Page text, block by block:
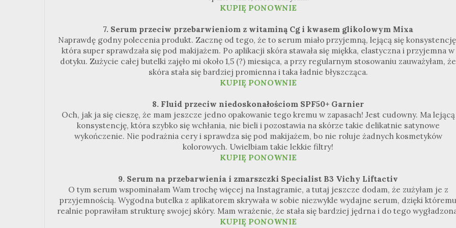
KUPIĘ PONOWNIE
7. Serum przeciw przebarwieniom z witaminą Cg i kwasem glikolowym Mixa
Naprawdę godny polecenia produkt. Zacznę od tego, że to serum miało przyjemną, lejącą się
która super sprawdzała się pod makijażem. Po aplikacji skóra stawała się miękka, elastyczna i przyjemna w
dotyku. Zużycie całej butelki zajęło mi około 1,5 (?) miesiąca, a przy regularnym stosowaniu zauważyłam, że
skóra stała się bardziej promienna i taka ładnie błyszcząca.
KUPIĘ PONOWNIE
8. Fluid przeciw niedoskonałościom SPF50+ Garnier
Och, jak ja się cieszę, że mam jeszcze jedno opakowanie tego kremu w zapasach! Jest cudowny. Ma lejącą
konsystencję, która szybko się wchłania, nie bieli i pozostawia na skórze takie delikatnie satynowe
wykończenie. Nie podrażnia cery i sprawdza się pod makijażem, bo nie roluje żadnych kosmetyków
kolorowych. Uwielbiam takie lekkie filtry!
KUPIĘ PONOWNIE
9. Serum na przebarwienia i zmarszczki Specialist B3 Vichy Liftactiv
O tym serum wspominałam Wam trochę więcej na Instagramie, a tutaj jeszcze dodam, że zużyłam je z
przyjemnością. Wygodna butelka z aplikatorem skrywała w sobie niezwykle wydajne serum, dzięki któremu
realnie poprawiłam strukturę swojej skóry. Mam wrażenie, że stała się bardziej jędrna i do tego
KUPIĘ PONOWNIE